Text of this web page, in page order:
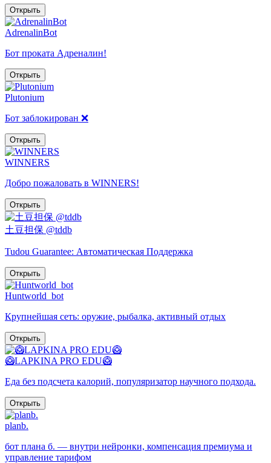
Открыть
AdrenalinBot
Бот проката Адреналин!
Открыть
Plutonium
Бот заблокирован ❌
Открыть
WINNERS
Добро пожаловать в WINNERS!
Открыть
土豆担保 @tddb
Tudou Guarantee: Автоматическая Поддержка
Открыть
Huntworld_bot
Крупнейшая сеть: оружие, рыбалка, активный отдых
Открыть
🥝LAPKINA PRO EDU🥝
Еда без подсчета калорий, популяризатор научного подхода.
Открыть
planb.
бот плана б. — внутри нейронки, компенсация премиума и
управление тарифом